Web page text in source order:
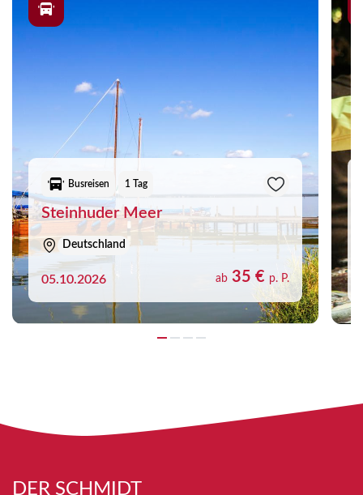
Busreisen 1 Tag
Steinhuder Meer
Deutschland
05.10.2026 ab 35 € p. P.
DER SCHMIDT